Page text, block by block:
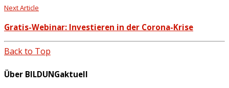
Next Article
Gratis-Webinar: Investieren in der Corona-Krise
Back to Top
Über BILDUNGaktuell